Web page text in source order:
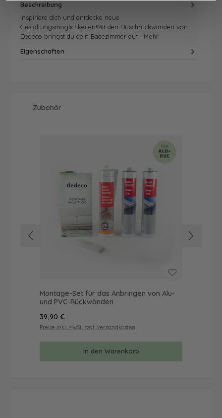
Beschreibung
Inspiriere dich und entdecke neue
Gestaltungsmöglichkeiten!Mit den Duschrückwänden von
Dedeco bringst du dein Badezimmer auf… Mehr
Eigenschaften
Produktgalerie überspringen
Zubehör
Montage-Set für das Anbringen von Alu-
und PVC-Rückwänden
Regulärer Preis:
39,90 €
Preise inkl. MwSt. zzgl. Versandkosten
In den Warenkorb